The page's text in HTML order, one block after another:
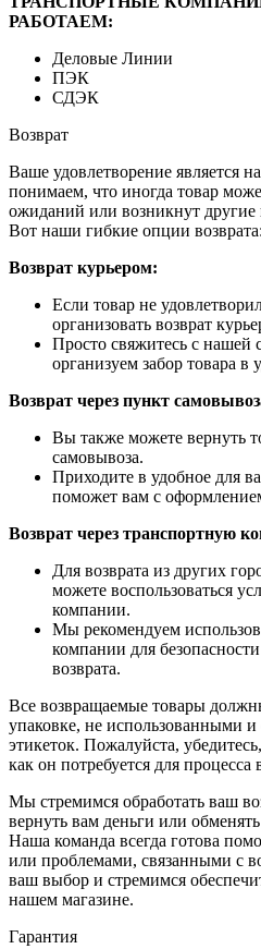
РАБОТАЕМ:
Деловые Линии
ПЭК
СДЭК
Возврат
Ваше удовлетворение является
понимаем, что иногда товар
ожиданий или возникнут другие
Вот наши гибкие опции возврата:
Возврат курьером:
Если товар не
организовать возврат
Просто свяжитесь с
организуем забор товара в
Возврат через пункт
Вы также можете вернуть
самовывоза.
Приходите в удобное для
поможет вам с
Возврат через транспортную
Для возврата из других
можете воспользоваться
компании.
Мы рекомендуем
компании для
возврата.
Все возвращаемые товары
упаковке, не использованными
этикеток. Пожалуйста,
как он потребуется для процесса
Мы стремимся обработать ваш
вернуть вам деньги или
Наша команда всегда готова
или проблемами, связанными с
ваш выбор и стремимся
нашем магазине.
Гарантия